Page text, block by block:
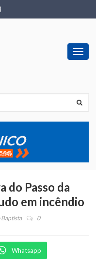
do Passo da
em incêndio
0
Whatsapp